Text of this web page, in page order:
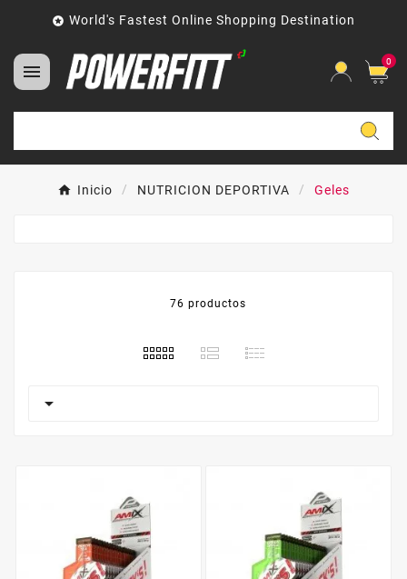
 World's Fastest Online Shopping Destination
 0
Inicio NUTRICION DEPORTIVA Geles
76 productos
